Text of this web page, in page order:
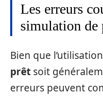
Les erreurs
simulation de
Bien que l’utilisation
prêt soit
erreurs peuvent